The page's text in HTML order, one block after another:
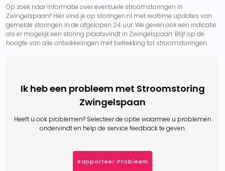
Op zoek naar informatie over eventuele stroomstoringen in
Zwingelspaan? Hier vind je op storingen.nl met realtime updates van
gemelde storingen in de afgelopen 24 uur. We geven ook een indicatie
als er mogelijk een storing plaatsvindt in Zwingelspaan. Blijf op de
hoogte van alle ontwikkelingen met betrekking tot stroomstoringen.
Ik heb een probleem met Stroomstoring
Zwingelspaan
Heeft u ook problemen? Selecteer de optie waarmee u problemen
ondervindt en help de service feedback te geven.
Rapporteer Probleem